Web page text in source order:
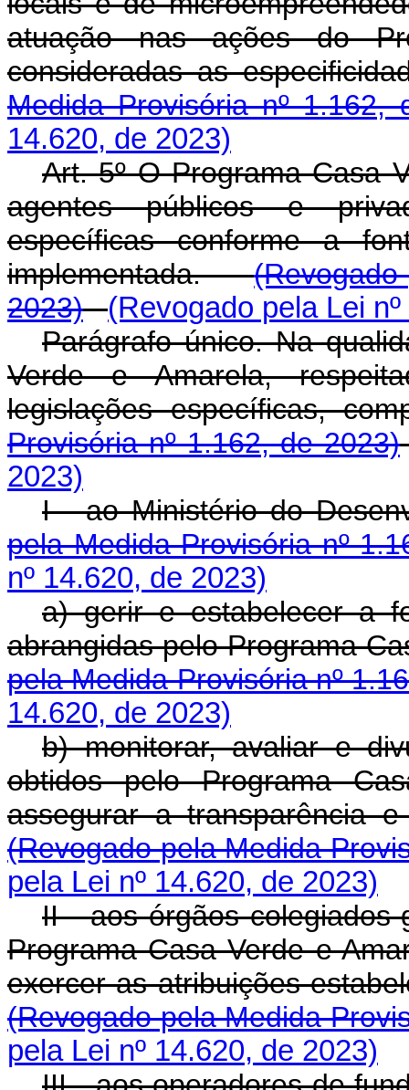
atuação nas ações do
consideradas as
Medida Provisória nº 1.162,
14.620, de 2023)
Art. 5º O Programa Casa
agentes públicos e
específicas conforme a
implementada.
2023)
(Revogado pela Lei
Parágrafo único. Na
Verde e Amarela,
legislações específicas,
Provisória nº 1.162, de 2023)
2023)
I - ao Ministério do
pela Medida Provisória nº
nº 14.620, de 2023)
a) gerir e estabelecer a
abrangidas pelo Programa
pela Medida Provisória nº
14.620, de 2023)
b) monitorar, avaliar e
obtidos pelo Programa
assegurar a
(Revogado pela Medida
pela Lei nº 14.620, de 2023)
II - aos órgãos colegiados
Programa Casa Verde e
exercer as atribuições
(Revogado pela Medida
pela Lei nº 14.620, de 2023)